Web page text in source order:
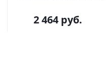
2 464руб.